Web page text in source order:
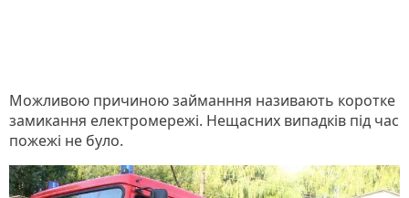
Можливою причиною займанння називають коротке
замикання електромережі. Нещасних випадків під час
пожежі не було.